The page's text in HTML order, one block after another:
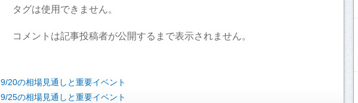
タグは使用できません。
コメントは記事投稿者が公開するまで表示されません。
9/20の相場見通しと重要イベント
9/25の相場見通しと重要イベント